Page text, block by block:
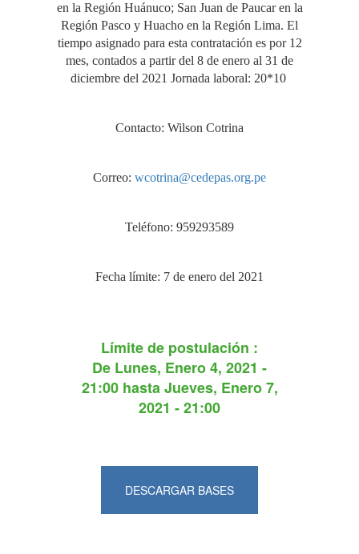
en la Región Huánuco; San Juan de Paucar en la
Región Pasco y Huacho en la Región Lima. El
tiempo asignado para esta contratación es por 12
mes, contados a partir del 8 de enero al 31 de
diciembre del 2021 Jornada laboral: 20*10
Contacto: Wilson Cotrina
Correo: wcotrina@cedepas.org.pe
Teléfono: 959293589
Fecha límite: 7 de enero del 2021
Límite de postulación :
De Lunes, Enero 4, 2021 -
21:00hastaJueves, Enero 7,
2021 - 21:00
DESCARGAR BASES